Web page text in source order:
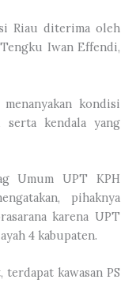
Riau diterima oleh
Iwan Effendi,
kondisi
serta kendala yang
Umum UPT KPH
pihaknya
karena UPT
4 kabupaten.
kawasan PS